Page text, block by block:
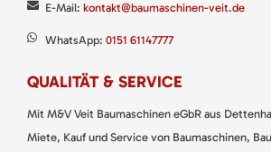
E-Mail: kontakt@baumaschinen-veit.de
WhatsApp: 0151 61147777
QUALITÄT & SERVICE
Mit M&V Veit Baumaschinen eGbR aus
Miete, Kauf und Service von Baumaschinen,